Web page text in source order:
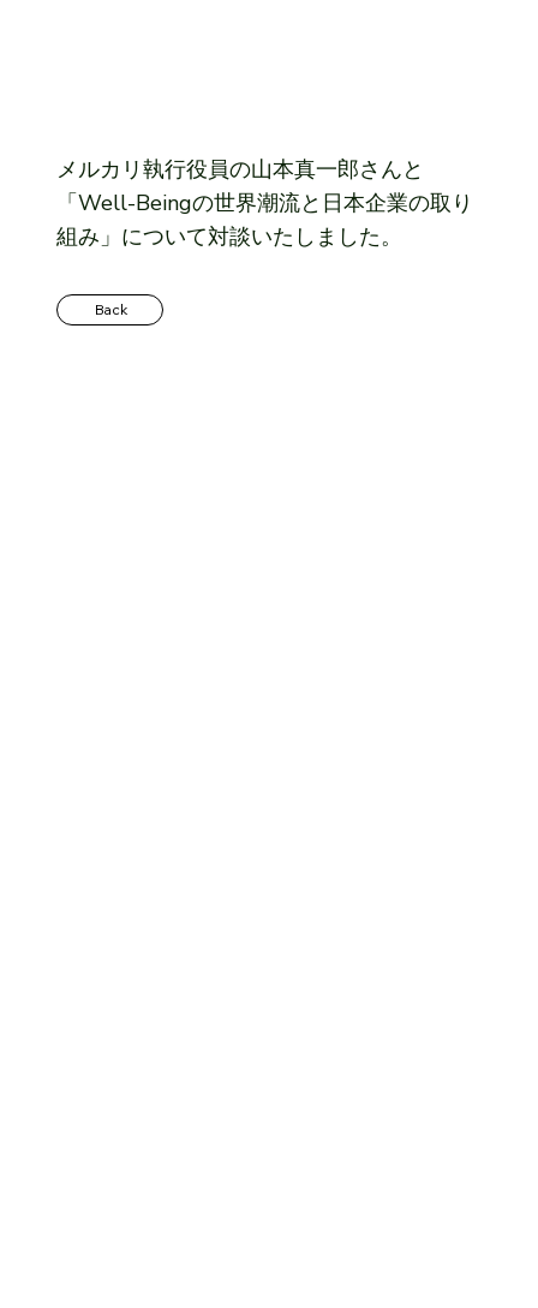
Back
メルカリ執行役員の山本真一郎さんと
「Well-Beingの世界潮流と日本企業の取り
組み」について対談いたしました。